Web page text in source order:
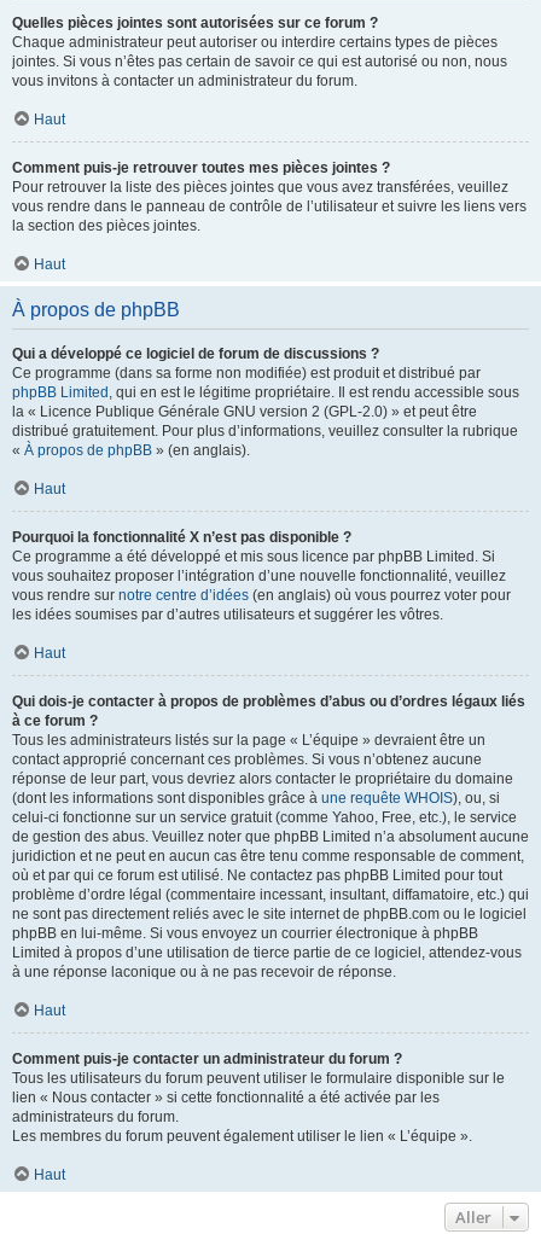
Quelles pièces jointes sont autorisées sur ce forum ?
Chaque administrateur peut autoriser ou interdire certains types de pièces
jointes. Si vous n’êtes pas certain de savoir ce qui est autorisé ou non, nous
vous invitons à contacter un administrateur du forum.
Haut
Comment puis-je retrouver toutes mes pièces jointes ?
Pour retrouver la liste des pièces jointes que vous avez transférées, veuillez
vous rendre dans le panneau de contrôle de l’utilisateur et suivre les liens vers
la section des pièces jointes.
Haut
À propos de phpBB
Qui a développé ce logiciel de forum de discussions ?
Ce programme (dans sa forme non modifiée) est produit et distribué par
phpBB Limited , qui en est le légitime propriétaire. Il est rendu accessible sous
la « Licence Publique Générale GNU version 2 (GPL-2.0) » et peut être
distribué gratuitement. Pour plus d’informations, veuillez consulter la rubrique
« À propos de phpBB » (en anglais).
Haut
Pourquoi la fonctionnalité X n’est pas disponible ?
Ce programme a été développé et mis sous licence par phpBB Limited. Si
vous souhaitez proposer l’intégration d’une nouvelle fonctionnalité, veuillez
vous rendre sur notre centre d’idées (en anglais) où vous pourrez voter pour
les idées soumises par d’autres utilisateurs et suggérer les vôtres.
Haut
Qui dois-je contacter à propos de problèmes d’abus ou d’ordres légaux liés
à ce forum ?
Tous les administrateurs listés sur la page « L’équipe » devraient être un
contact approprié concernant ces problèmes. Si vous n’obtenez aucune
réponse de leur part, vous devriez alors contacter le propriétaire du domaine
(dont les informations sont disponibles grâce à une requête WHOIS), ou, si
celui-ci fonctionne sur un service gratuit (comme Yahoo, Free, etc.), le service
de gestion des abus. Veuillez noter que phpBB Limited n’a absolument aucune
juridiction et ne peut en aucun cas être tenu comme responsable de comment,
où et par qui ce forum est utilisé. Ne contactez pas phpBB Limited pour tout
problème d’ordre légal (commentaire incessant, insultant, diffamatoire, etc.) qui
ne sont pas directement reliés avec le site internet de phpBB.com ou le logiciel
phpBB en lui-même. Si vous envoyez un courrier électronique à phpBB
Limited à propos d’une utilisation de tierce partie de ce logiciel, attendez-vous
à une réponse laconique ou à ne pas recevoir de réponse.
Haut
Comment puis-je contacter un administrateur du forum ?
Tous les utilisateurs du forum peuvent utiliser le formulaire disponible sur le
lien « Nous contacter » si cette fonctionnalité a été activée par les
administrateurs du forum.
Les membres du forum peuvent également utiliser le lien « L’équipe ».
Haut
Aller